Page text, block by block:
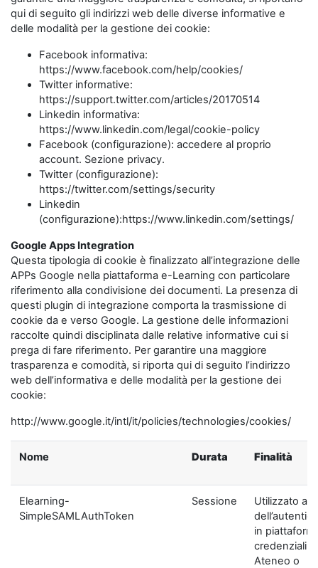
qui di seguito gli indirizzi web delle diverse informative e
delle modalità per la gestione dei cookie:
Facebook informativa:
https://www.facebook.com/help/cookies/
Twitter informative:
https://support.twitter.com/articles/20170514
Linkedin informativa:
https://www.linkedin.com/legal/cookie-policy
Facebook (configurazione): accedere al proprio
account. Sezione privacy.
Twitter (configurazione):
https://twitter.com/settings/security
Linkedin
(configurazione):https://www.linkedin.com/settings/
Google Apps Integration
Questa tipologia di cookie è finalizzato all’integrazione delle
APPs Google nella piattaforma e-Learning con particolare
riferimento alla condivisione dei documenti. La presenza di
questi plugin di integrazione comporta la trasmissione di
cookie da e verso Google. La gestione delle informazioni
raccolte quindi disciplinata dalle relative informative cui si
prega di fare riferimento. Per garantire una maggiore
trasparenza e comodità, si riporta qui di seguito l’indirizzo
web dell’informativa e delle modalità per la gestione dei
cookie:
http://www.google.it/intl/it/policies/technologies/cookies/
Nome Durata Finalità
Elearning-
SimpleSAMLAuthToken
Sessione
Utilizzato ai
in
credenziali di
Ateneo o